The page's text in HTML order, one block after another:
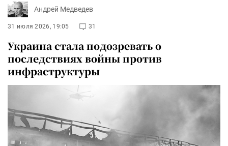
Андрей Медведев
31 июля 2026, 19:05 31
Украина стала подозревать о
последствиях войны против
инфраструктуры